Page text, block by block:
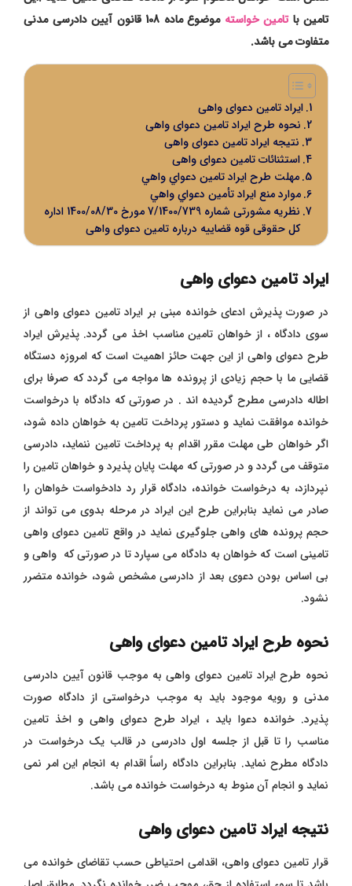
تامین باتامین خواسته
موضوع ماده 108 قانون آیین دادرسی مدنی
متفاوت می باشد.
ایراد تامین دعوای واهی
نحوه طرح ایراد تامین دعوای واهی
نتیجه ایراد تامین دعوای واهی
استثنائات تامین دعوای واهی
مهلت طرح ايراد تامين دعواي واهي
موارد منع ايراد تأمين دعواي واهي
نظریه مشورتی شماره 7/1400/739 مورخ 1400/08/30 اداره
کل حقوقی قوه قضاییه درباره تامین دعوای واهی
ایراد تامین دعوای واهی
در صورت پذیرش ادعای خوانده مبنی بر ایراد تامین دعوای واهی از
سوی دادگاه ، از خواهان تامین مناسب اخذ می گردد. پذیرش ایراد
طرح دعوای واهی از این جهت حائز اهمیت است که امروزه دستگاه
قضایی ما با حجم زیادی از پرونده ها مواجه می گردد که صرفا برای
اطاله دادرسی مطرح گردیده اند . در صورتی که دادگاه با درخواست
خوانده موافقت نماید و دستور پرداخت تامین به خواهان داده شود،
اگر خواهان طی مهلت مقرر اقدام به پرداخت تامین ننماید، دادرسی
متوقف می گردد و در صورتی که مهلت پایان پذیرد و خواهان تامین را
نپردازد، به درخواست خوانده، دادگاه قرار رد دادخواست خواهان را
صادر می نماید بنابراین طرح این ایراد در مرحله بدوی می تواند از
حجم پرونده های واهی جلوگیری نماید در واقع تامین دعوای واهی
تامینی است که خواهان به دادگاه می سپارد تا در صورتی که واهی و
بی اساس بودن دعوی بعد از دادرسی مشخص شود، خوانده متضرر
نشود.
نحوه طرح ایراد تامین دعوای واهی
نحوه طرح ایراد تامین دعوای واهی به موجب قانون آیین دادرسی
مدنی و رویه موجود باید به موجب درخواستی از دادگاه صورت
پذیرد. خوانده دعوا باید ، ایراد طرح دعوای واهی و اخذ تامین
مناسب را تا قبل از جلسه اول دادرسی در قالب یک درخواست در
دادگاه مطرح نماید. بنابراین دادگاه راساً اقدام به انجام این امر نمی
نماید و انجام آن منوط به درخواست خوانده می باشد.
نتیجه ایراد تامین دعوای واهی
قرار تامین دعوای واهی، اقدامی احتیاطی حسب تقاضای خوانده می